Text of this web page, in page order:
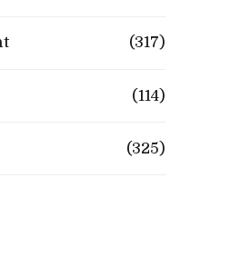
(317)
(114)
(325)